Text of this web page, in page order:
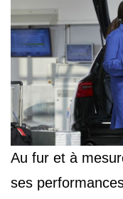
Au fur et à
ses